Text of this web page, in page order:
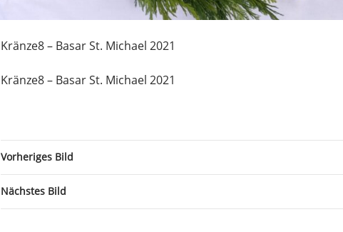
Kränze8 – Basar St. Michael 2021
Kränze8 – Basar St. Michael 2021
Vorheriges Bild
Nächstes Bild